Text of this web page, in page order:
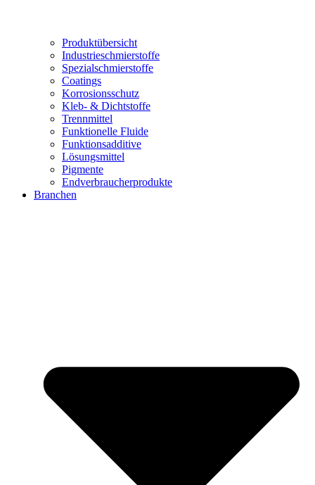
Produktübersicht
Industrieschmierstoffe
Spezialschmierstoffe
Coatings
Korrosionsschutz
Kleb- & Dichtstoffe
Trennmittel
Funktionelle Fluide
Funktionsadditive
Lösungsmittel
Pigmente
Endverbraucherprodukte
Branchen